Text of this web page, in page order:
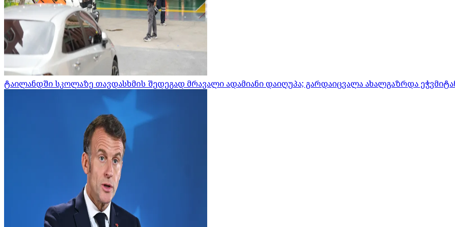
ტაილანდში სკოლაზე თავდასხმის შედეგად მრავალი ადამიანი დაიღუპა; გარდაიცვალა ახალგაზრდა